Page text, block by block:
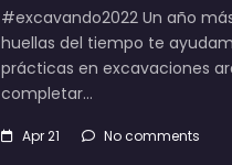
#excavando2022 Un año
huellas del tiempo te
prácticas en excavaciones
completar…
Apr 21 No comments